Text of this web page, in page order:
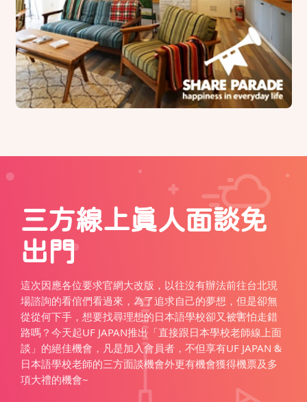
三方線上真人面談免
出門
這次因應各位要求官網大改版，以往沒有辦法前往台北現
場諮詢的看倌們看過來，為了追求自己的夢想，但是卻無
從從何下手，想要找尋理想的日本語學校卻又被害怕走錯
路嗎？今天起UF JAPAN推出「直接跟日本學校老師線上面
談」的絕佳機會，凡是加入會員者，不但享有UF JAPAN &
日本語學校老師的三方面談機會外更有機會獲得機票及多
項大禮的機會~